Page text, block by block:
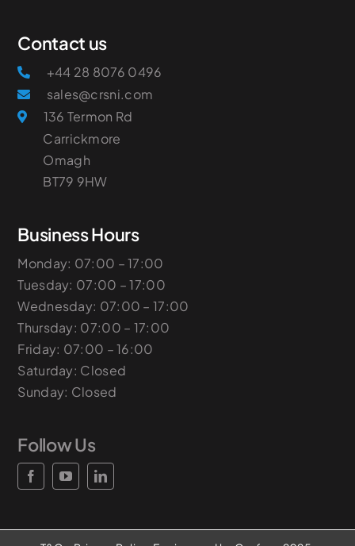
Contact us
+44 28 8076 0496
sales@crsni.com
136 Termon Rd
Carrickmore
Omagh
​BT79 9HW
Business Hours
Monday: 07:00 – 17:00
Tuesday: 07:00 – 17:00
Wednesday: 07:00 – 17:00
Thursday: 07:00 – 17:00
Friday: 07:00 – 16:00
Saturday: Closed
Sunday: Closed
Follow Us